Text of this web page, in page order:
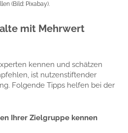
(Bild: Pixabay).
mit Mehrwert
kennen und schätzen
ist nutzenstiftender
Folgende Tipps helfen bei der
Ihrer Zielgruppe kennen